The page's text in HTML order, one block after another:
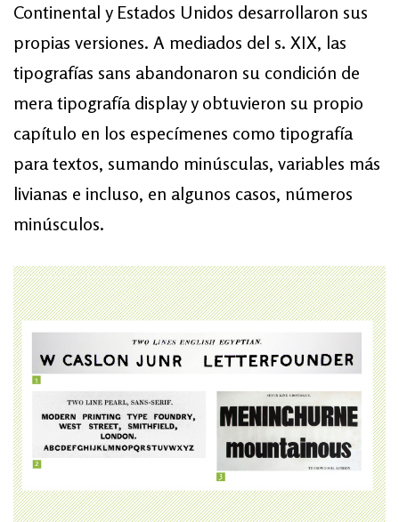
Continental y Estados Unidos desarrollaron sus
propias versiones. A mediados del s. XIX, las
tipografías sans abandonaron su condición de
mera tipografía display y obtuvieron su propio
capítulo en los especímenes como tipografía
para textos, sumando minúsculas, variables más
livianas e incluso, en algunos casos, números
minúsculos.